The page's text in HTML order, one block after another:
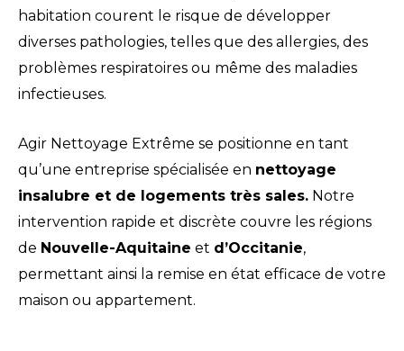
habitation courent le risque de développer
diverses pathologies, telles que des allergies, des
problèmes respiratoires ou même des maladies
infectieuses.
Agir Nettoyage Extrême se positionne en tant
qu’une entreprise spécialisée en nettoyage
insalubre et de logements très sales. Notre
intervention rapide et discrète couvre les régions
de Nouvelle-Aquitaine et d’Occitanie,
permettant ainsi la remise en état efficace de votre
maison ou appartement.